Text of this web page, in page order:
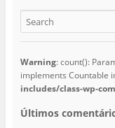
Warning: count():
implements Countable
includes/class-wp-
Últimos